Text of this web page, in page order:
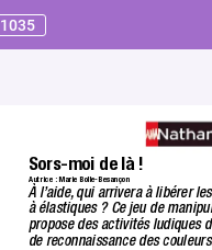
1035
Sors-moi de là !
Autrice : Marie Bolle-Besançon
À l’aide, qui arrivera à libérer
à élastiques ? Ce jeu de
propose des activités ludiques
de reconnaissance des